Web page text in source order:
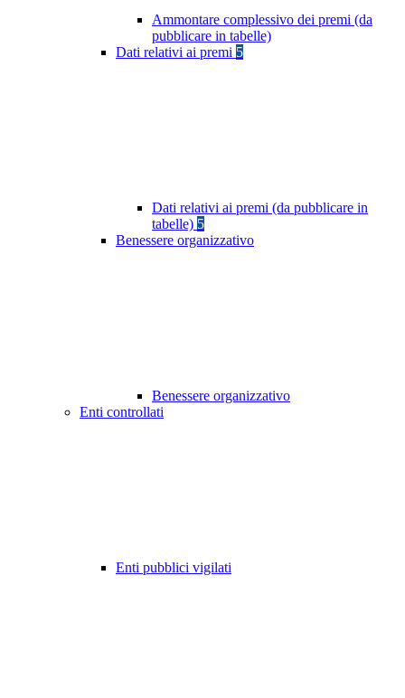
Ammontare complessivo dei premi (da
pubblicare in tabelle)
Dati relativi ai premi 5
Dati relativi ai premi (da pubblicare in
tabelle) 5
Benessere organizzativo
Benessere organizzativo
Enti controllati
Enti pubblici vigilati